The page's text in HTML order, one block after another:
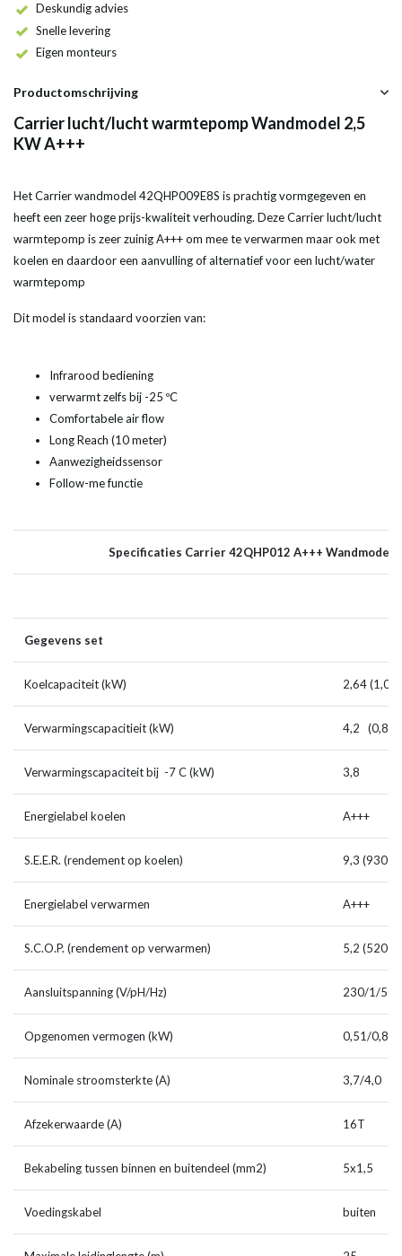
Deskundig advies
Snelle levering
Eigen monteurs
Productomschrijving
Carrier lucht/lucht warmtepomp Wandmodel 2,5
KW A+++
Het Carrier wandmodel 42QHP009E8S is prachtig vormgegeven en
heeft een zeer hoge prijs-kwaliteit verhouding. Deze Carrier lucht/lucht
warmtepomp is zeer zuinig A+++ om mee te verwarmen maar ook met
koelen en daardoor een aanvulling of alternatief voor een lucht/water
warmtepomp
Dit model is standaard voorzien van:
Infrarood bediening
verwarmt zelfs bij -25 ºC
Comfortabele air flow
Long Reach (10 meter)
Aanwezigheidssensor
Follow-me functie
Specificaties Carrier 42QHP012 A+++ Wandmodel
Gegevens set
Koelcapaciteit (kW) 2,64 (1,0
Verwarmingscapacitieit (kW) 4,2 (0,8 ~
Verwarmingscapaciteit bij -7 C (kW) 3,8
Energielabel koelen A+++
S.E.E.R. (rendement op koelen) 9,3 (930
Energielabel verwarmen A+++
S.C.O.P. (rendement op verwarmen) 5,2 (520
Aansluitspanning (V/pH/Hz) 230/1/50
Opgenomen vermogen (kW) 0,51/0,89
Nominale stroomsterkte (A) 3,7/4,0
Afzekerwaarde (A) 16T
Bekabeling tussen binnen en buitendeel (mm2) 5x1,5
Voedingskabel buiten